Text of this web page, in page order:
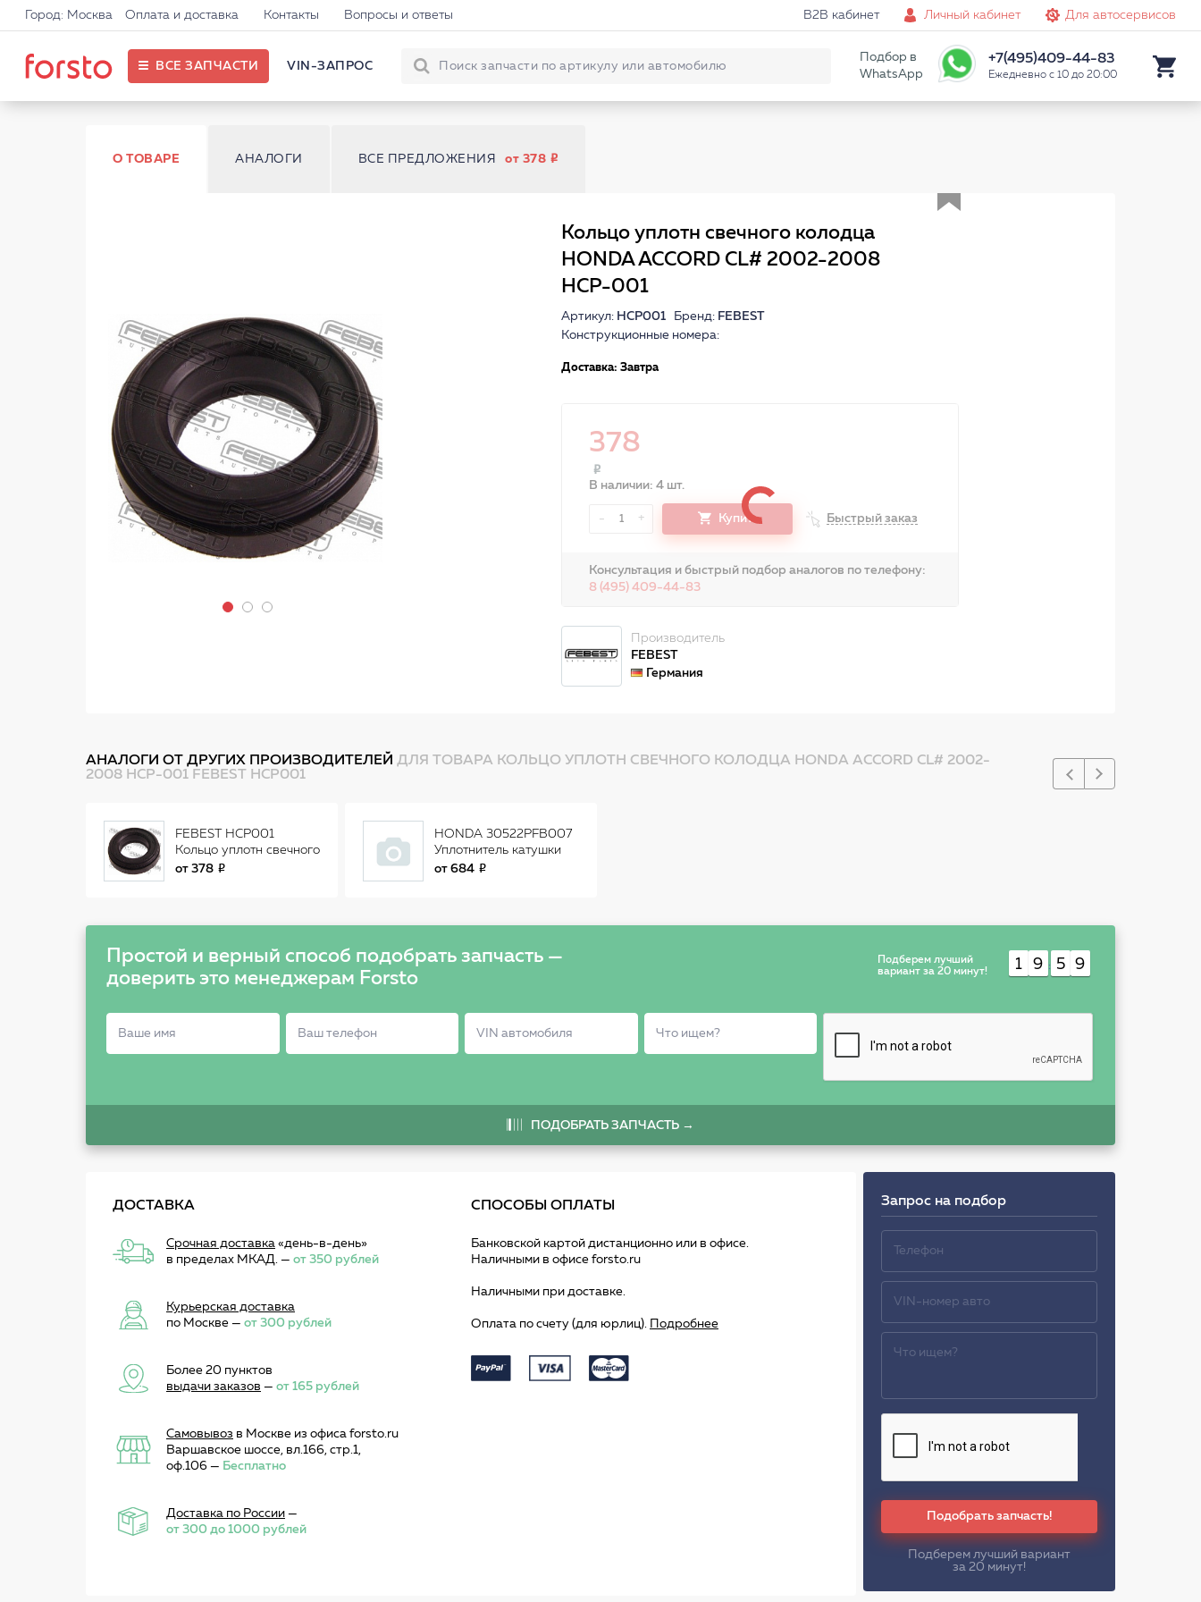
Город: Москва Оплата и доставка Контакты Вопросы и ответы B2B кабинет Личный кабинет Для автосервисов
ВСЕ ЗАПЧАСТИ VIN-ЗАПРОС
Подбор в
WhatsApp
+7(495)409-44-83
Ежедневно с 10 до 20:00
О ТОВАРЕ АНАЛОГИ ВСЕ ПРЕДЛОЖЕНИЯ от 378
Кольцо уплотн свечного колодца
HONDA ACCORD CL# 2002-2008
HCP-001
Артикул: HCP001 Бренд: FEBEST
Конструкционные номера:
Доставка: Завтра
378
В наличии: 4 шт.
- 1 + Купить Быстрый заказ
Консультация и быстрый подбор аналогов по телефону:
8 (495) 409-44-83
Производитель
FEBEST
Германия
АНАЛОГИ ОТ ДРУГИХ ПРОИЗВОДИТЕЛЕЙ ДЛЯ ТОВАРА КОЛЬЦО УПЛОТН СВЕЧНОГО КОЛОДЦА HONDA ACCORD CL# 2002-
2008 HCP-001 FEBEST HCP001
FEBEST HCP001
Кольцо уплотн свечного
колодца HONDA
от 378
HONDA 30522PFB007
Уплотнитель катушки
зажигания
от 684
Простой и верный способ подобрать запчасть —
доверить это менеджерам Forsto
Подберем лучший
вариант за 20 минут!
1 9 : 5 9
ПОДОБРАТЬ ЗАПЧАСТЬ →
ДОСТАВКА
Срочная доставка «день-в-день»
в пределах МКАД. — от 350 рублей
Курьерская доставка
по Москве — от 300 рублей
Более 20 пунктов
выдачи заказов — от 165 рублей
Самовывоз в Москве из офиса forsto.ru
Варшавское шоссе, вл.166, стр.1,
оф.106 — Бесплатно
Доставка по России —
от 300 до 1000 рублей
СПОСОБЫ ОПЛАТЫ
Банковской картой дистанционно или в офисе.
Наличными в офисе forsto.ru
Наличными при доставке.
Оплата по счету (для юрлиц). Подробнее
Запрос на подбор
Подобрать запчасть!
Подберем лучший вариант
за 20 минут!